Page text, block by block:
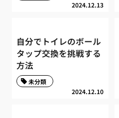
2024.12.13
自分でトイレのボール
タップ交換を挑戦する
方法
2024.12.10
未分類